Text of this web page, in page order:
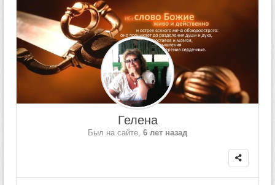
МУЗЫКА
БИБЛИЯ
ОПРОСЫ
НОВОСТИ
Гелена
Был на сайте, 6 лет назад